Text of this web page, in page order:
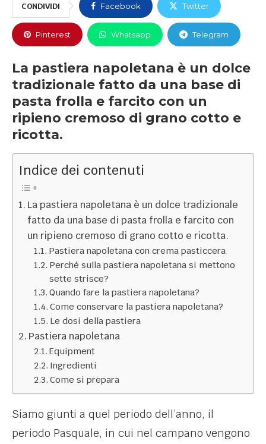
CONDIVIDI Facebook Twitter
Pinterest Whatsapp Telegram
La pastiera napoletana è un dolce
tradizionale fatto da una base di
pasta frolla e farcito con un
ripieno cremoso di grano cotto e
ricotta.
Indice dei contenuti
La pastiera napoletana è un dolce tradizionale
fatto da una base di pasta frolla e farcito con
un ripieno cremoso di grano cotto e ricotta.
Pastiera napoletana con crema pasticcera
Perché sulla pastiera napoletana si mettono
sette strisce?
Quando fare la pastiera napoletana?
Come conservare la pastiera napoletana?
Le dosi della pastiera
Pastiera napoletana
Equipment
Ingredienti
Come si prepara
Siamo giunti a quel periodo dell’anno, il
periodo Pasquale, in cui nel campano vengono